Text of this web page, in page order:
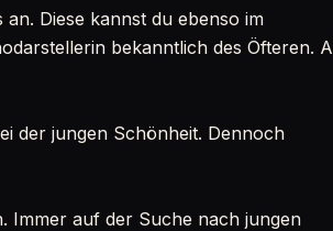
Diese kannst du ebenso im
bekanntlich des Öfteren.
der jungen Schönheit. Dennoch
Immer auf der Suche nach jungen